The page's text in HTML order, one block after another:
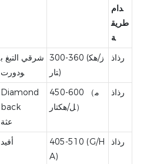
دام
طريق
ة
شرقي التبغ ب
ودورت
300-360 (ز/هك
تار)
رذاذ
Diamond
back
عثة
450-600 （م
ل/هكتار）
رذاذ
أفيد
405-510 (G/H
A)
رذاذ